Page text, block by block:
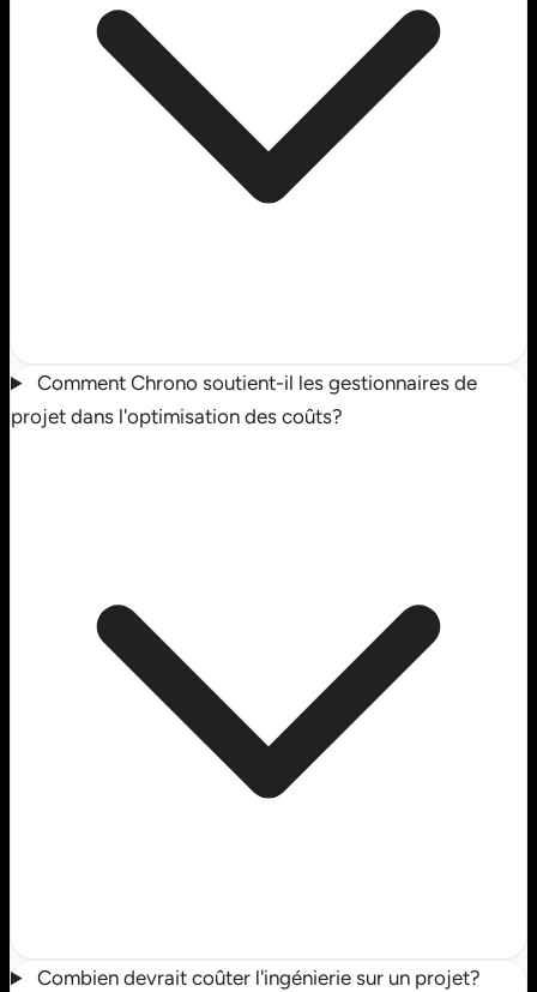
Comment Chrono soutient-il les gestionnaires de
projet dans l'optimisation des coûts?
Combien devrait coûter l'ingénierie sur un projet?